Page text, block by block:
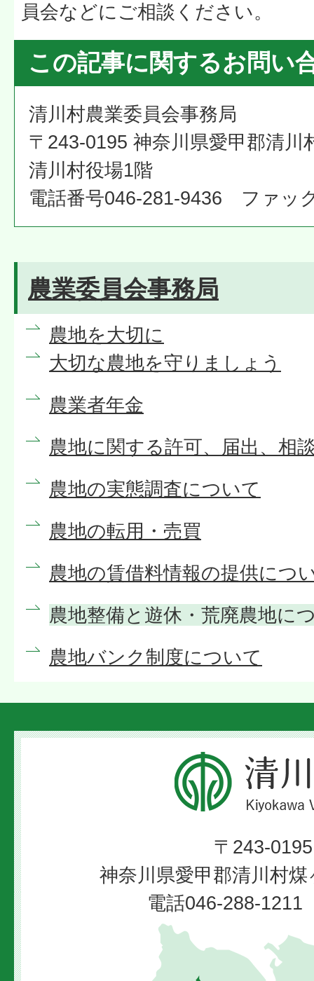
員会などにご相談ください。
この記事に関するお問い
清川村農業委員会事務局
〒243-0195 神奈川県愛甲郡清川
清川村役場1階
電話番号046-281-9436 ファッ
農業委員会事務局
農地を大切に
大切な農地を守りましょう
農業者年金
農地に関する許可、届出、相
農地の実態調査について
農地の転用・売買
農地の賃借料情報の提供につ
農地整備と遊休・荒廃農地に
農地バンク制度について
清
川
Kiyokawa
Village
〒243-0195
神奈川県愛甲郡清川村
電話046-288-1211